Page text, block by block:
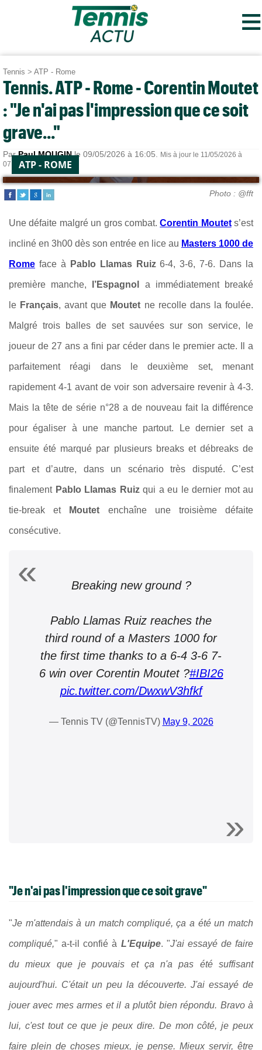
≡
Tennis > ATP - Rome
Tennis. ATP - Rome - Corentin Moutet
: "Je n'ai pas l'impression que ce soit
grave..."
ParPaul MOUGINle 09/05/2026 à 16:05.
Mis à jour le 11/05/2026 à
07:10.ATP - ROME
Photo : @fft
Une défaite malgré un gros combat.Corentin Moutets’est
incliné en 3h00 dès son entrée en lice au Masters 1000 de
Rome face à Pablo Llamas Ruiz6-4, 3-6, 7-6. Dans la
première manche, l’Espagnol a immédiatement breaké
le Français, avant que Moutet ne recolle dans la foulée.
Malgré trois balles de set sauvées sur son service, le
joueur de 27 ans a fini par céder dans le premier acte. Il a
parfaitement réagi dans le deuxième set, menant
rapidement 4-1 avant de voir son adversaire revenir à 4-3.
Mais la tête de série n°28 a de nouveau fait la différence
pour égaliser à une manche partout. Le dernier set a
ensuite été marqué par plusieurs breaks et débreaks de
part et d’autre, dans un scénario très disputé. C’est
finalement Pablo Llamas Ruizqui a eu le dernier mot au
tie-break et Moutet enchaîne une troisième défaite
consécutive.
Breaking new ground ?
Pablo Llamas Ruiz reaches the
third round of a Masters 1000 for
the first time thanks to a 6-4 3-6 7-
6 win over Corentin Moutet ?#IBI26
pic.twitter.com/DwxwV3hfkf
— Tennis TV (@TennisTV) May 9, 2026
"Je n'ai pas l'impression que ce soit grave"
"Je m'attendais à un match compliqué, ça a été un match
compliqué," a-t-il confié à L'Equipe. "J'ai essayé de faire
du mieux que je pouvais et ça n'a pas été suffisant
aujourd'hui. C'était un peu la découverte. J'ai essayé de
jouer avec mes armes et il a plutôt bien répondu. Bravo à
lui, c'est tout ce que je peux dire. De mon côté, je peux
faire plein de choses mieux, je pense. Mieux servir, être